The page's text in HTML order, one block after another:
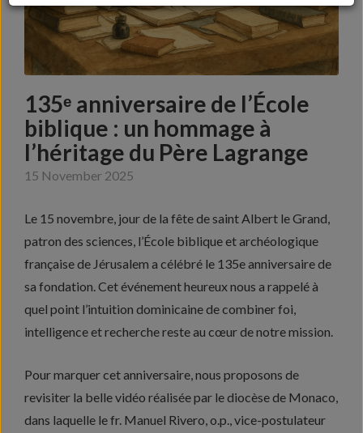
135ᵉ anniversaire de l’École
biblique : un hommage à
l’héritage du Père Lagrange
15 November 2025
Le 15 novembre, jour de la fête de saint Albert le Grand,
patron des sciences, l’École biblique et archéologique
française de Jérusalem a célébré le 135e anniversaire de
sa fondation. Cet événement heureux nous a rappelé à
quel point l’intuition dominicaine de combiner foi,
intelligence et recherche reste au cœur de notre mission.
Pour marquer cet anniversaire, nous proposons de
revisiter la belle vidéo réalisée par le diocèse de Monaco,
dans laquelle le fr. Manuel Rivero, o.p., vice-postulateur